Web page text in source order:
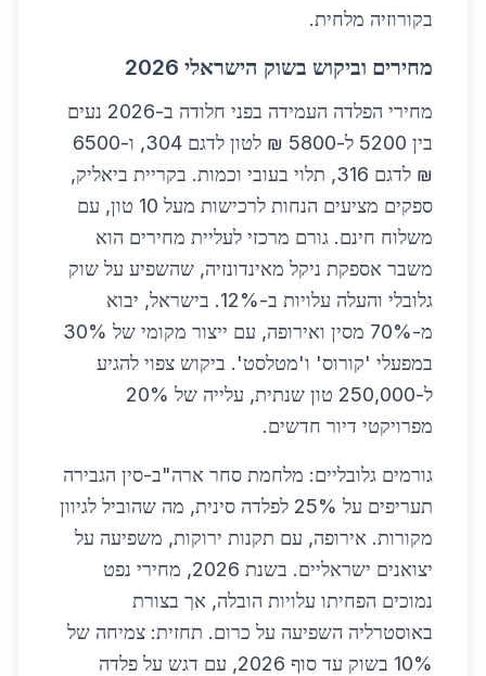
בקורוזיה מלחית.
מחירים וביקוש בשוק הישראלי 2026
מחירי הפלדה העמידה בפני חלודה ב-2026 נעים
בין 5200 ל-5800 ₪ לטון לדגם 304, ו-6500
₪ לדגם 316, תלוי בעובי וכמות. בקריית ביאליק,
ספקים מציעים הנחות לרכישות מעל 10 טון, עם
משלוח חינם. גורם מרכזי לעליית מחירים הוא
משבר אספקת ניקל מאינדונזיה, שהשפיע על שוק
גלובלי והעלה עלויות ב-12%. בישראל, יבוא
מ-70% מסין ואירופה, עם ייצור מקומי של 30%
במפעלי 'קורוס' ו'מטלסט'. ביקוש צפוי להגיע
ל-250,000 טון שנתית, עלייה של 20%
מפרויקטי דיור חדשים.
גורמים גלובליים: מלחמת סחר ארה"ב-סין הגבירה
תעריפים על 25% לפלדה סינית, מה שהוביל לגיוון
מקורות. אירופה, עם תקנות ירוקות, משפיעה על
יצואנים ישראליים. בשנת 2026, מחירי נפט
נמוכים הפחיתו עלויות הובלה, אך בצורת
באוסטרליה השפיעה על כרום. תחזית: צמיחה של
10% בשוק עד סוף 2026, עם דגש על פלדה